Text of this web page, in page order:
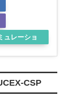
ュレーショ
CSP